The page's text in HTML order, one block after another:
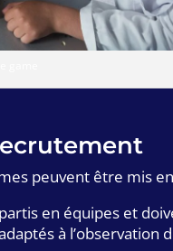
peuvent être mis
en équipes et
à l’observation